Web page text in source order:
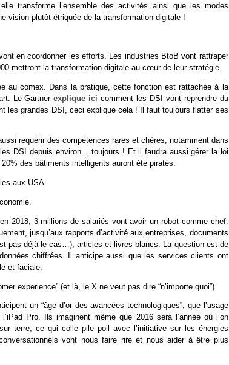
transforme l’ensemble des activités ainsi que les modes
vision plutôt étriquée de la transformation digitale !
en coordonner les efforts. Les industries BtoB vont rattraper
mettront la transformation digitale au cœur de leur stratégie.
au comex. Dans la pratique, cette fonction est rattachée à la
Le Gartnerexplique ici comment les DSI vont reprendre du
les grandes DSI, ceci explique cela ! Il faut toujours flatter ses
requérir des compétences rares et chères, notamment dans
DSI depuis environ… toujours ! Et il faudra aussi gérer la loi
des bâtiments intelligents auront été piratés.
aux USA.
2018, 3 millions de salariés vont avoir un robot comme chef.
jusqu’aux rapports d’activité aux entreprises, documents
pas déjà le cas…), articles et livres blancs. La question est de
chiffrées. Il anticipe aussi que les services clients ont
et faciale.
experience” (et là, le X ne veut pas dire “n’importe quoi”).
un “âge d’or des avancées technologiques”, que l’usage
Pro. Ils imaginent même que 2016 sera l’année où l’on
terre, ce qui colle pile poil avec l’initiative sur les énergies
vont nous faire rire et nous aider à être plus